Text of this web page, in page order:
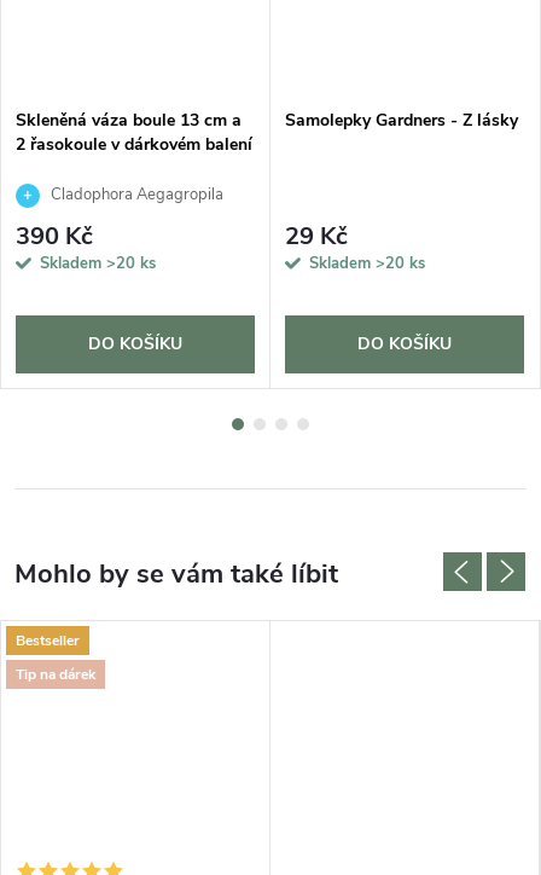
Skleněná váza boule 13 cm a
2 řasokoule v dárkovém balení
Cladophora Aegagropila
390 Kč
Skladem >20 ks
DO KOŠÍKU
Samolepky Gardners - Z lásky
29 Kč
Skladem >20 ks
DO KOŠÍKU
Bestseller
Tip na dárek